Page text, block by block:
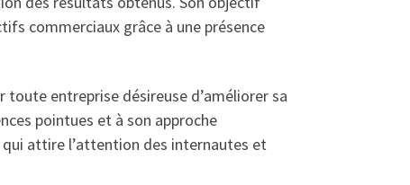
commerciaux grâce à une présence
entreprise désireuse d’améliorer sa
pointues et à son approche
attire l’attention des internautes et